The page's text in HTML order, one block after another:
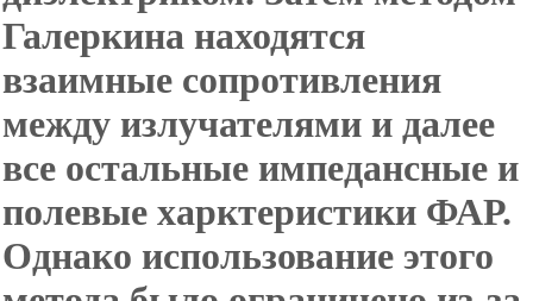
Галеркина находятся
взаимные сопротивления
между излучателями и далее
все остальные импедансные и
полевые харктеристики ФАР.
Однако использование этого